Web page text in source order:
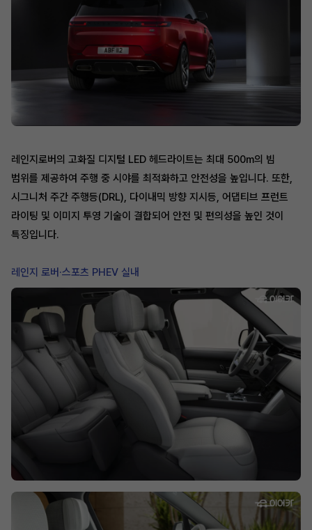
레인지로버의 고화질 디지털 LED 헤드라이트는 최대 500m의 빔
범위를 제공하여 주행 중 시야를 최적화하고 안전성을 높입니다. 또한,
시그니처 주간 주행등(DRL), 다이내믹 방향 지시등, 어댑티브 프런트
라이팅 및 이미지 투영 기술이 결합되어 안전 및 편의성을 높인 것이
특징입니다.
레인지 로버·스포츠 PHEV 실내